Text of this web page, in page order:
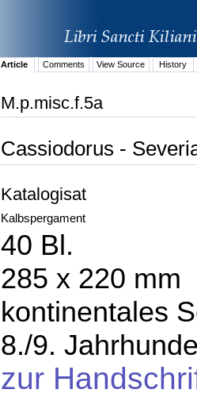
Article Comments View Source History
M.p.misc.f.5a
Cassiodorus -
Katalogisat
Kalbspergament
40 Bl.
285 x 220 mm
kontinentales
8./9.
zur